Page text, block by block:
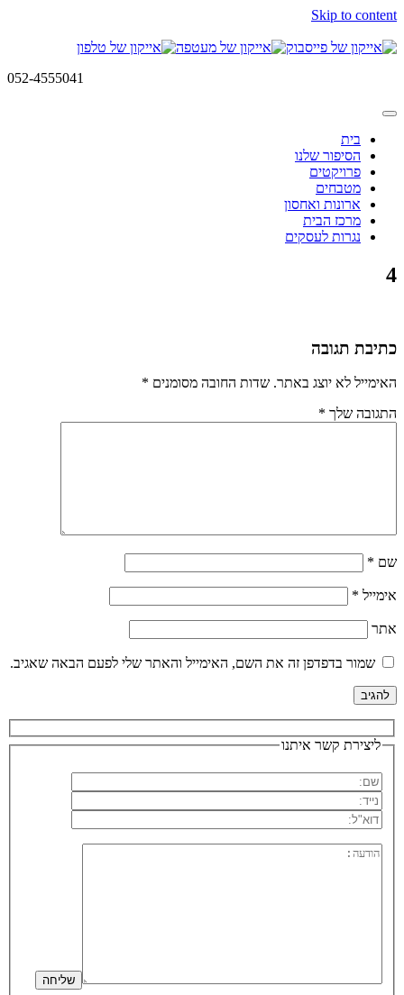
Skip to content
052-4555041
בית
הסיפור שלנו
פרויקטים
מטבחים
ארונות ואחסון
מרכז הבית
נגרות לעסקים
4
כתיבת תגובה
האימייל לא יוצג באתר. שדות החובה מסומנים *
התגובה שלך *
שם *
אימייל *
אתר
שמור בדפדפן זה את השם, האימייל והאתר שלי לפעם הבאה שאגיב.
ליצירת קשר איתנו